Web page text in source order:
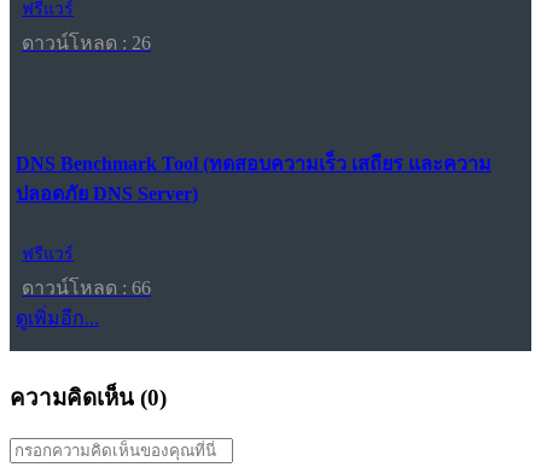
ฟรีแวร์
ดาวน์โหลด : 26
DNS Benchmark Tool (ทดสอบความเร็ว เสถียร และความ
ปลอดภัย DNS Server)
ฟรีแวร์
ดาวน์โหลด : 66
ดูเพิ่มอีก...
ความคิดเห็น (0)